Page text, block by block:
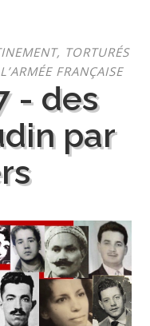
TORTURÉS
FRANÇAISE
- des
par